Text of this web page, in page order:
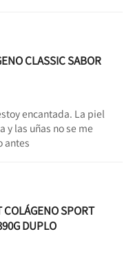
CLASSIC SABOR
encantada. La piel
y las uñas no se me
antes
SPORT
DUPLO